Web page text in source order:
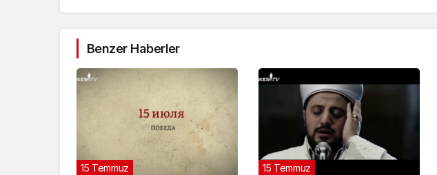
Benzer Haberler
15 Temmuz 15 Temmuz